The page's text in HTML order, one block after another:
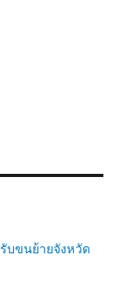
รับขนย้ายจังหวัด